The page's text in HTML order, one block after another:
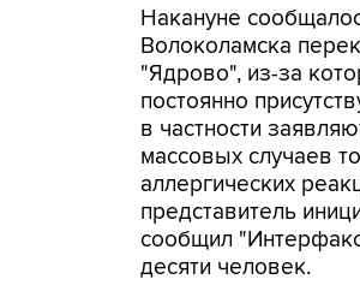
Накануне
Волоколамска
"Ядрово", из-за
постоянно
в частности
массовых случаев
аллергических
представитель
сообщил
десяти человек.